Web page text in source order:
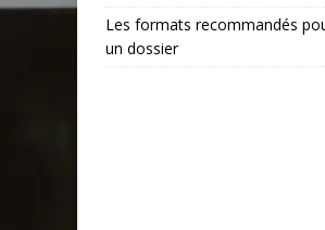
Les formats recommandés
un dossier